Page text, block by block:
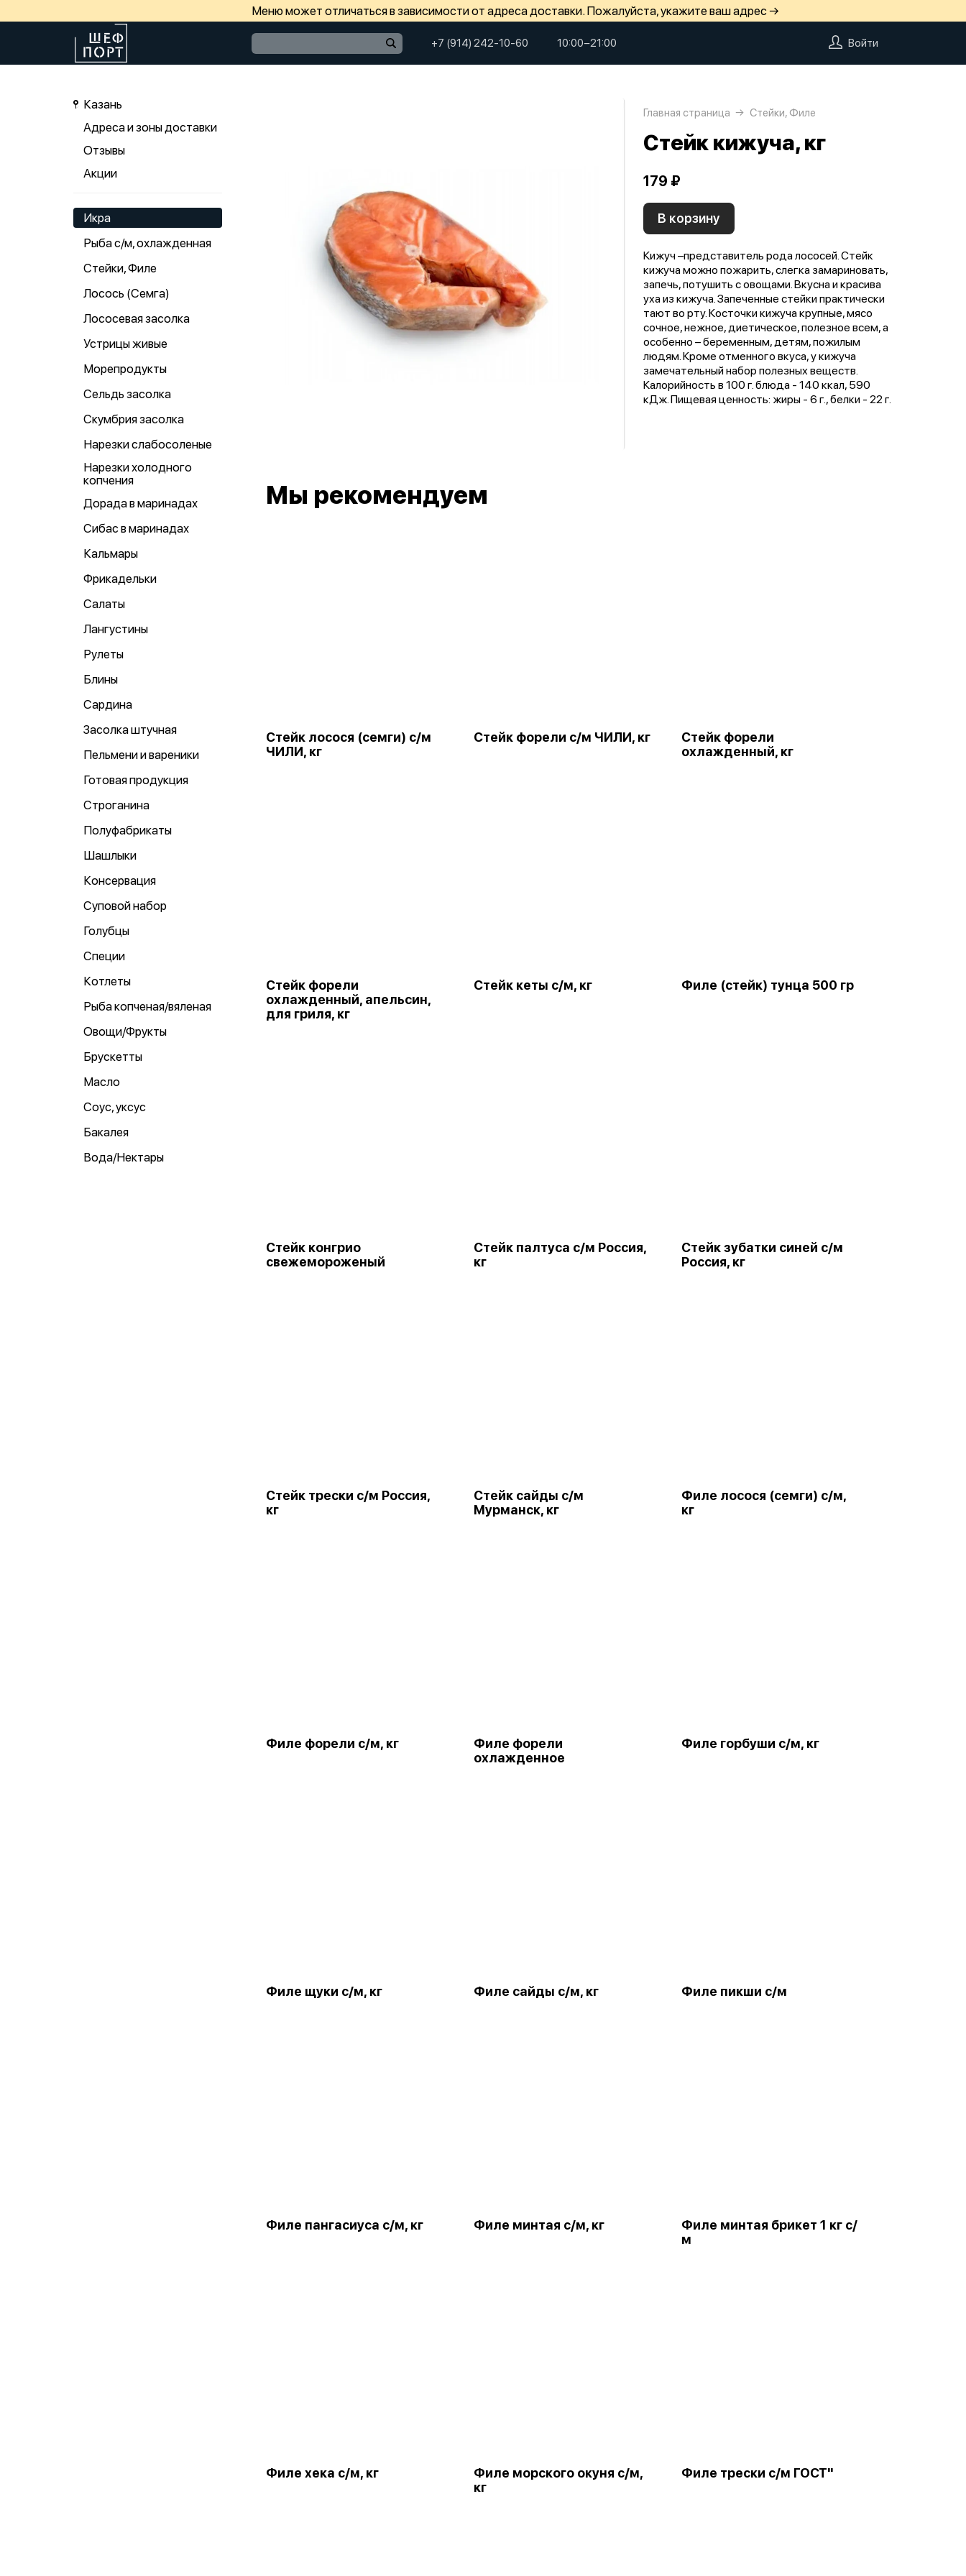
Меню может отличаться в зависимости от адреса доставки. Пожалуйста, укажите ваш адрес →
+7 (914) 242-10-60 10:00−21:00 Войти
Казань
Адреса и зоны доставки
Отзывы
Акции
Икра
Рыба с/м, охлажденная
Стейки, Филе
Лосось (Семга)
Лососевая засолка
Устрицы живые
Морепродукты
Сельдь засолка
Скумбрия засолка
Нарезки слабосоленые
Нарезки холодного
копчения
Дорада в маринадах
Сибас в маринадах
Кальмары
Фрикадельки
Салаты
Лангустины
Рулеты
Блины
Сардина
Засолка штучная
Пельмени и вареники
Готовая продукция
Строганина
Полуфабрикаты
Шашлыки
Консервация
Суповой набор
Голубцы
Специи
Котлеты
Рыба копченая/вяленая
Овощи/Фрукты
Брускетты
Масло
Соус, уксус
Бакалея
Вода/Нектары
Главная страница Стейки, Филе
Стейк кижуча, кг
179 ₽
В корзину
Кижуч –представитель рода лососей. Стейк
кижуча можно пожарить, слегка замариновать,
запечь, потушить с овощами. Вкусна и красива
уха из кижуча. Запеченные стейки практически
тают во рту. Косточки кижуча крупные, мясо
сочное, нежное, диетическое, полезное всем, а
особенно – беременным, детям, пожилым
людям. Кроме отменного вкуса, у кижуча
замечательный набор полезных веществ.
Калорийность в 100 г. блюда - 140 ккал, 590
кДж. Пищевая ценность: жиры - 6 г., белки - 22 г.
Мы рекомендуем
Стейк лосося (семги) с/м
ЧИЛИ, кг
Стейк форели с/м ЧИЛИ, кг
Стейк форели
охлажденный, кг
Стейк форели
охлажденный, апельсин,
для гриля, кг
Стейк кеты с/м, кг Филе (стейк) тунца 500 гр
Стейк конгрио
свежемороженый
Стейк палтуса с/м Россия,
кг
Стейк зубатки синей с/м
Россия, кг
Стейк трески с/м Россия,
кг
Стейк сайды с/м
Мурманск, кг
Филе лосося (семги) с/м,
кг
Филе форели с/м, кг
Филе форели
охлажденное
Филе горбуши с/м, кг
Филе щуки с/м, кг Филе сайды с/м, кг Филе пикши с/м
Филе пангасиуса с/м, кг Филе минтая с/м, кг
Филе минтая брикет 1 кг с/
м
Филе хека с/м, кг
Филе морского окуня с/м,
кг
Филе трески с/м ГОСТ"